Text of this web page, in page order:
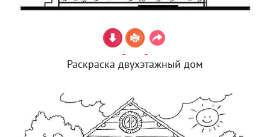
Раскраска двухэтажный дом